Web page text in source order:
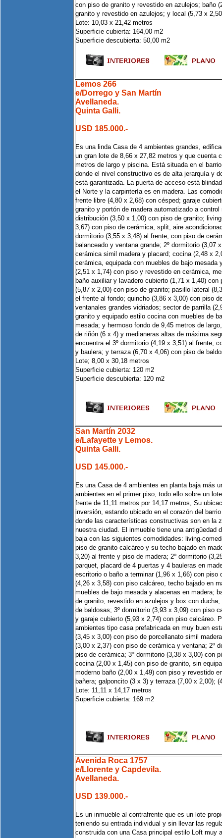
con piso de granito y revestido en azulejos; baño
granito y revestido en azulejos; y local (5,73 x
Lote: 10,03 x 21,42 metros
Superficie cubierta: 164,00 m2
Superficie descubierta: 50,00 m2
Lemos 266
e/Dorrego y San Martín
Avellaneda.
Quinta Galli.
USD 185.000.-
Es una linda Casa de 4 ambientes grandes,
un gran lote de 8,66 x 27,82 metros y que cuenta
metros de largo y piscina. Está situada en el
donde el nivel constructivo es de alta jerarquía y
está garantizada. La puerta de acceso está
el Norte y la carpintería es en madera. Las
frente libre (4,80 x 2,68) con césped; garaje
granito y portón de madera automatizado a
distribución (3,50 x 1,00) con piso de granito;
3,67) con piso de cerámica, split, aire
dormitorio (3,55 x 3,48) al frente, con piso de
balanceado y ventana grande; 2º dormitorio (3,07
cerámica simil madera y placard; cocina (2,48 x
cerámica, equipada con muebles de bajo mesada
(2,51 x 1,74) con piso y revestido en cerámica,
baño auxiliar y lavadero cubierto (1,71 x 1,40)
(5,87 x 2,00) con piso de granito; pasillo lateral
el frente al fondo; quincho (3,86 x 3,00) con piso
ventanales grandes vidriados; sector de parrilla
granito y equipado estilo cocina con muebles de
mesada; y hermoso fondo de 9,45 metros de
de riñón (6 x 4) y medianeras altas de máxima
encuentra el 3º dormitorio (4,19 x 3,51) al frente,
y baulera; y terraza (6,70 x 4,06) con piso de
Lote; 8,00 x 30,18 metros
Superficie cubierta: 120 m2
Superficie descubierta: 120 m2
San Martín 2032
e/Lafayette y Lemos.
Quinta Galli.
USD 145.000.-
Es una Casa de 4 ambientes en planta baja más
ambientes en el primer piso, todo ello sobre un
frente de 11,11 metros por 14,17 metros, Su
inversión, estando ubicado en el corazón del
donde las características constructivas son en la
nuestra ciudad. El inmueble tiene una antigüedad
baja con las siguientes comodidades: living-
piso de granito calcáreo y su techo bajado en
3,20) al frente y piso de madera; 2º dormitorio
parquet, placard de 4 puertas y 4 bauleras en
escritorio o baño a terminar (1,96 x 1,66) con piso
(4,26 x 3,58) con piso calcáreo, techo bajado en
muebles de bajo mesada y alacenas en madera;
de granito, revestido en azulejos y box con
de baldosas; 3º dormitorio (3,93 x 3,09) con piso
y garaje cubierto (5,93 x 2,74) con piso calcáreo.
ambientes tipo casa prefabricada en muy buen
(3,45 x 3,00) con piso de porcellanato simil
(3,00 x 2,37) con piso de cerámica y ventana; 2º
piso de cerámica; 3º dormitorio (3,38 x 3,00) con
cocina (2,00 x 1,45) con piso de granito, sin
moderno baño (2,00 x 1,49) con piso y revestido
bañera; galponcito (3 x 3) y terraza (7,00 x 2,00);
Lote: 11,11 x 14,17 metros
Superficie cubierta: 169 m2
Avenida Roca 1757
e/Llorente y Capdevila.
Avellaneda.
USD 139.000.-
Es un inmueble al contrafrente que es un lote
teniendo su entrada individual y sin llevar las
construida con una Casa principal estilo Loft muy